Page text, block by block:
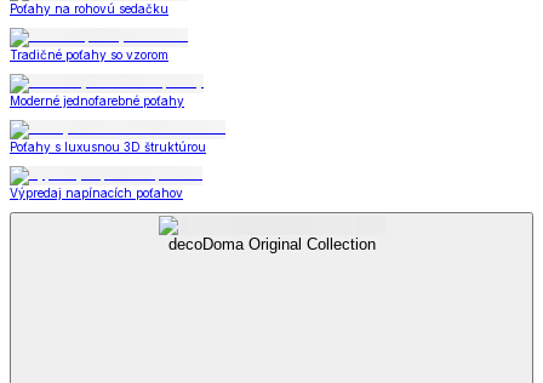
Poťahy na rohovú sedačku
Tradičné poťahy so vzorom
Moderné jednofarebné poťahy
Poťahy s luxusnou 3D štruktúrou
Výpredaj napínacích poťahov
decoDoma Original Collection